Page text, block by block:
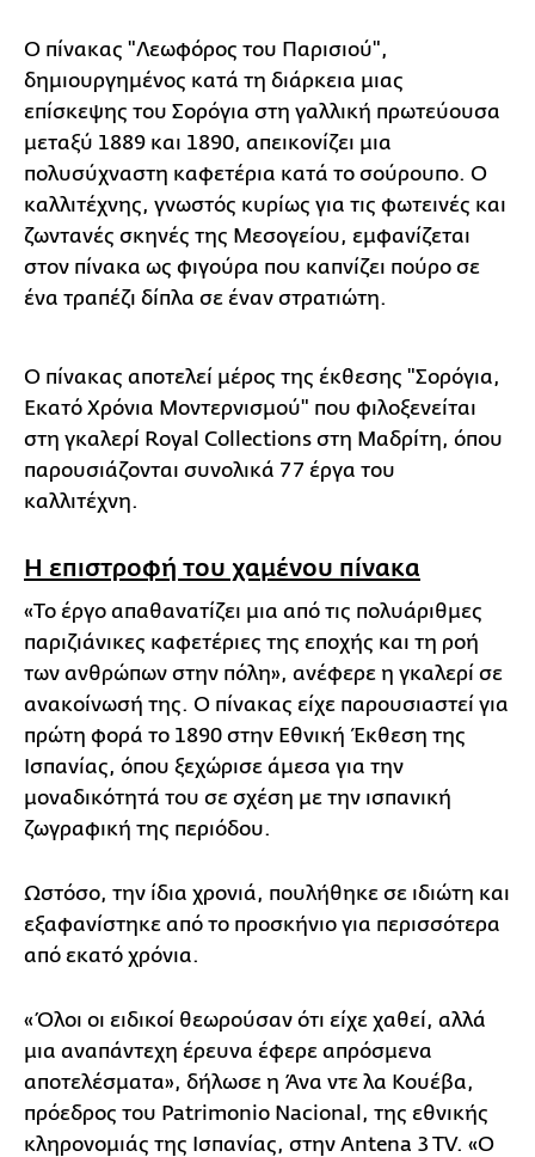
Ο πίνακας "Λεωφόρος του Παρισιού",
δημιουργημένος κατά τη διάρκεια μιας
επίσκεψης του Σορόγια στη γαλλική πρωτεύουσα
μεταξύ 1889 και 1890, απεικονίζει μια
πολυσύχναστη καφετέρια κατά το σούρουπο. Ο
καλλιτέχνης, γνωστός κυρίως για τις φωτεινές και
ζωντανές σκηνές της Μεσογείου, εμφανίζεται
στον πίνακα ως φιγούρα που καπνίζει πούρο σε
ένα τραπέζι δίπλα σε έναν στρατιώτη.
Ο πίνακας αποτελεί μέρος της έκθεσης "Σορόγια,
Εκατό Χρόνια Μοντερνισμού" που φιλοξενείται
στη γκαλερί Royal Collections στη Μαδρίτη, όπου
παρουσιάζονται συνολικά 77 έργα του
καλλιτέχνη.
Η επιστροφή του χαμένου πίνακα
«Το έργο απαθανατίζει μια από τις πολυάριθμες
παριζιάνικες καφετέριες της εποχής και τη ροή
των ανθρώπων στην πόλη», ανέφερε η γκαλερί σε
ανακοίνωσή της. Ο πίνακας είχε παρουσιαστεί για
πρώτη φορά το 1890 στην Εθνική Έκθεση της
Ισπανίας, όπου ξεχώρισε άμεσα για την
μοναδικότητά του σε σχέση με την ισπανική
ζωγραφική της περιόδου.
Ωστόσο, την ίδια χρονιά, πουλήθηκε σε ιδιώτη και
εξαφανίστηκε από το προσκήνιο για περισσότερα
από εκατό χρόνια.
«Όλοι οι ειδικοί θεωρούσαν ότι είχε χαθεί, αλλά
μια αναπάντεχη έρευνα έφερε απρόσμενα
αποτελέσματα», δήλωσε η Άνα ντε λα Κουέβα,
πρόεδρος του Patrimonio Nacional, της εθνικής
κληρονομιάς της Ισπανίας, στην Antena 3 TV. «Ο